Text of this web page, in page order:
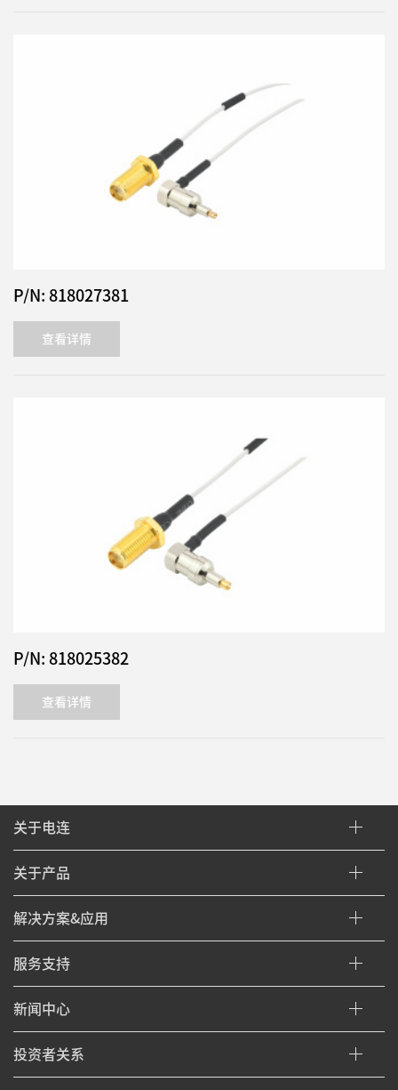
P/N: 818027381
查看详情
P/N: 818025382
查看详情
关于电连
关于产品
解决方案&应用
服务支持
新闻中心
投资者关系